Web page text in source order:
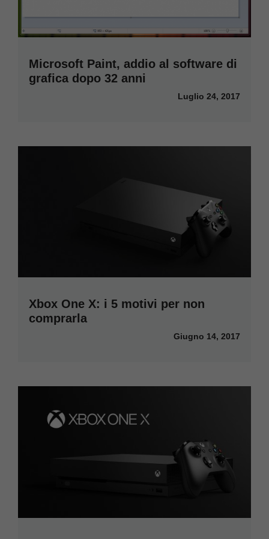
Microsoft Paint, addio al software di
grafica dopo 32 anni
Luglio 24, 2017
Xbox One X: i 5 motivi per non
comprarla
Giugno 14, 2017